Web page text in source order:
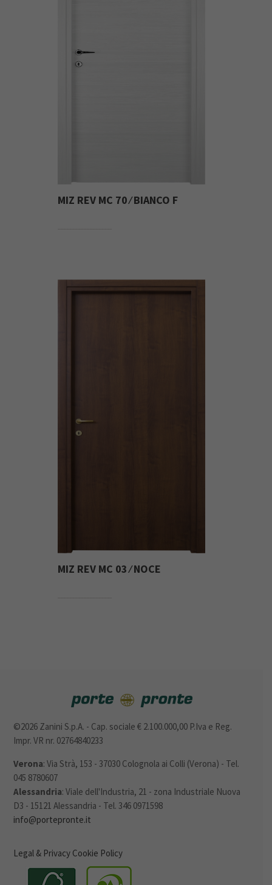
MIZ REV MC 70 ⁄ BIANCO F
MIZ REV MC 03 ⁄ NOCE
©2026 Zanini S.p.A. - Cap. sociale € 2.100.000,00 P.Iva e Reg.
Impr. VR nr. 02764840233
Verona: Via Strà, 153 - 37030 Colognola ai Colli (Verona) - Tel.
045 8780607
Alessandria: Viale dell'Industria, 21 - zona Industriale Nuova
D3 - 15121 Alessandria - Tel. 346 0971598
info@portepronte.it
Legal & Privacy Cookie Policy